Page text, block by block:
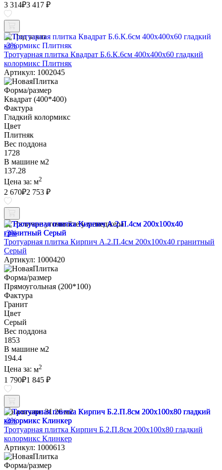
3 314₽3 417 ₽
Под заказ
-3%
Тротуарная плитка Квадрат Б.6.К.6см 400х400х60 гладкий
колормикс Плитняк
Артикул: 1002045
Форма/размер
Квадрат (400*400)
Фактура
Гладкий колормикс
Цвет
Плитняк
Вес поддона
1728
В машине м2
137.28
Цена за: м2
2 670₽2 753 ₽
Наличие уточняйте у менеджера
-3%
Тротуарная плитка Кирпич А.2.П.4см 200х100х40 гранитный
Серый
Артикул: 1000420
Форма/размер
Прямоугольная (200*100)
Фактура
Гранит
Цвет
Серый
Вес поддона
1853
В машине м2
194.4
Цена за: м2
1 790₽1 845 ₽
В наличии: 31.26 м2
-3%
Тротуарная плитка Кирпич Б.2.П.8см 200х100х80 гладкий
колормикс Клинкер
Артикул: 1000613
Форма/размер